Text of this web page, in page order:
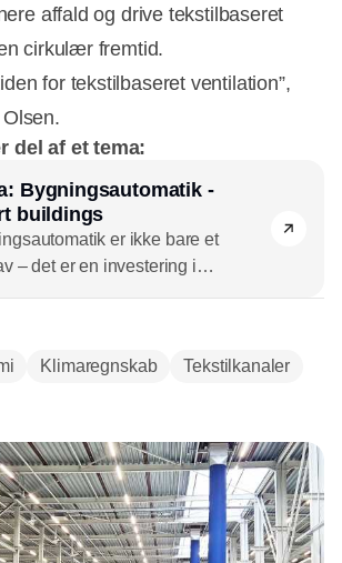
affald og drive tekstilbaseret
cirkulær fremtid.
for tekstilbaseret ventilation”,
del af et tema:
Bygningsautomatik -
buildings
er ikke bare et
– det er en investering i
og aircondition kan reducere
øge komforten og
teknologien og
i
Bygningsautomatik – Smart
.
Klimaregnskab Tekstilkanaler